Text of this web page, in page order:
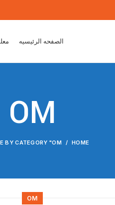
الصفحه الرئيسيه
OM
HOME
BY CATEGORY "OM"
OM